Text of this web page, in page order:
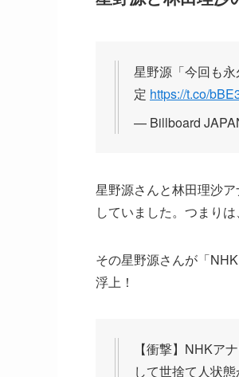
星野源「今回も
定 https://t.co/
— Billboard
星野源さんと林田理沙
していました。つまり
その星野源さんが「
浮上！
【衝撃】NHKア
して世捨て人状